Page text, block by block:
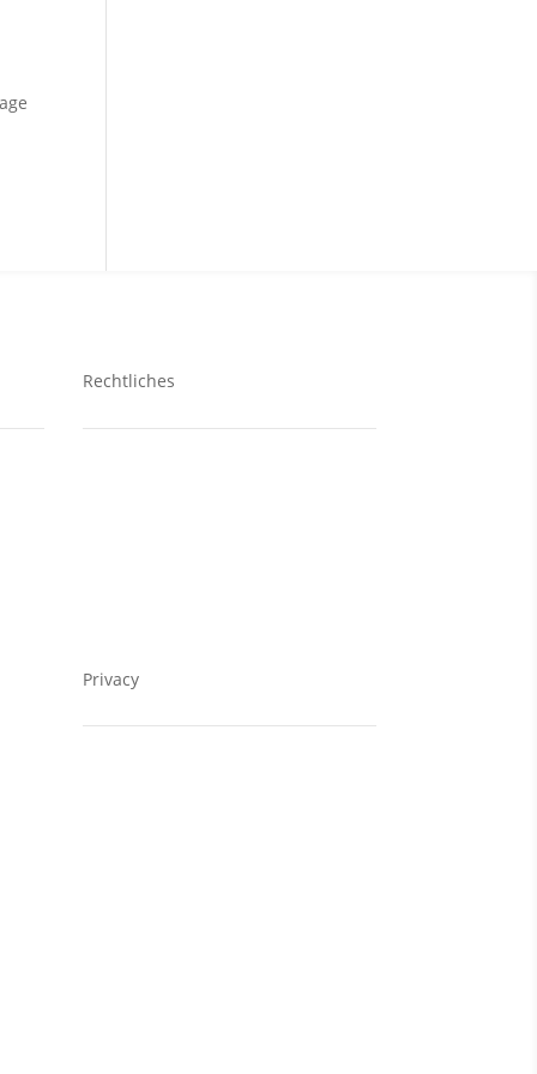
Rechtliches
Privacy